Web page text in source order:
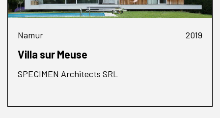
Namur 2019
Villa sur Meuse
SPECIMEN Architects SRL